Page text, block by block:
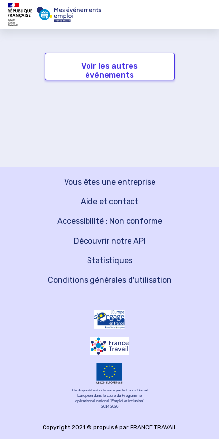
Voir les autres
événements
Vous êtes une entreprise
Découvrir notre API
Aide et contact
Statistiques
Accessibilité : Non conforme
Conditions générales d'utilisation
Ce dispositif est cofinancé par le Fonds Social
Européen dans le cadre du Programme
opérationnel national "Emploi et inclusion"
2014-2020
Copyright 2021 © propulsé par FRANCE TRAVAIL